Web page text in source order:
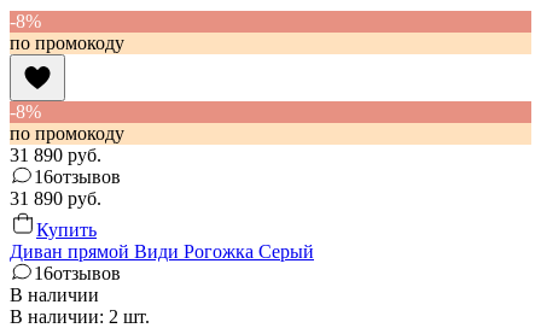
-8%
по промокоду
-8%
по промокоду
31 890 руб.
16отзывов
31 890 руб.
Купить
Диван прямой Види Рогожка Серый
16отзывов
В наличии
В наличии: 2 шт.